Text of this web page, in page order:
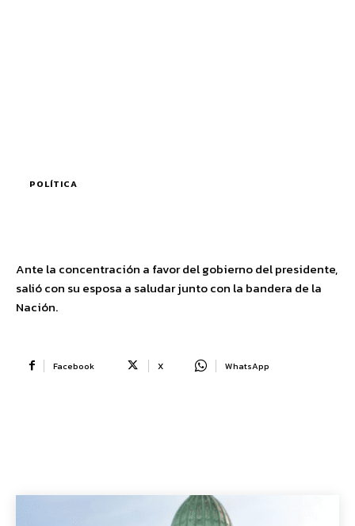
POLÍTICA
Ante la concentración a favor del gobierno del presidente,
salió con su esposa a saludar junto con la bandera de la
Nación.
Facebook X WhatsApp